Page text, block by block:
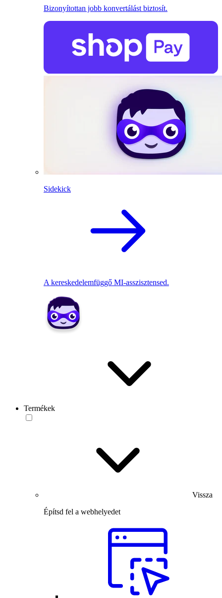
Bizonyítottan jobb konvertálást biztosít.
Sidekick
A kereskedelemfüggő MI-asszisztensed.
Termékek
Vissza
Építsd fel a webhelyedet